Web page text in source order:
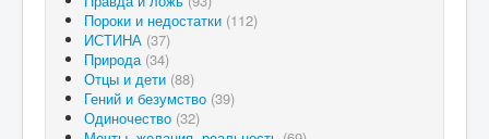
Пороки и недостатки (112)
ИСТИНА (37)
Природа (34)
Отцы и дети (88)
Гений и безумство (39)
Одиночество (32)